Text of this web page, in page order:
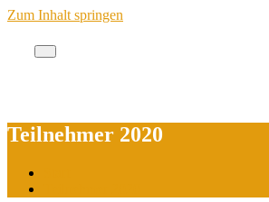
Zum Inhalt springen
Cache des Jahres
Teilnehmer 2020